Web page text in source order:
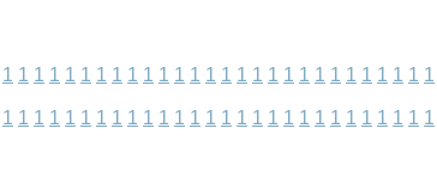
1 1 1 1 1 1 1 1 1 1 1 1 1 1 1 1 1 1 1 1 1 1 1 1 1 1 1 1
1 1 1 1 1 1 1 1 1 1 1 1 1 1 1 1 1 1 1 1 1 1 1 1 1 1 1 1